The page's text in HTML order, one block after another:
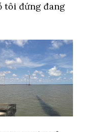
tôi đứng đang